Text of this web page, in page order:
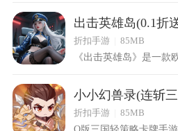
出击英雄岛(0.1折
折扣手游 85MB
小小幻兽录(连斩三
折扣手游 85MB